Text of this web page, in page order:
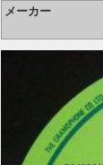
メーカー